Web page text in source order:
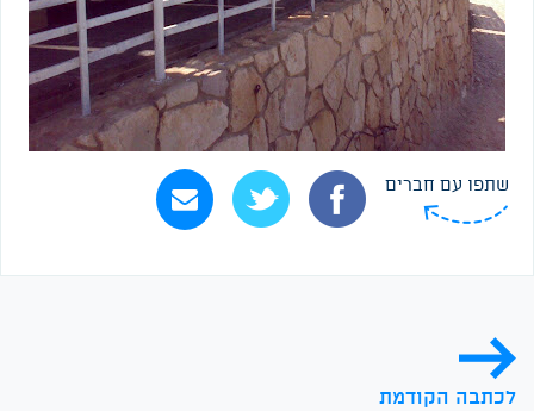
שתפו עם חברים
לכתבה הקודמת